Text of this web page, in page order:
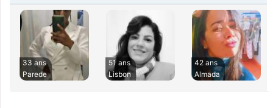
33 ans
Parede
51 ans
Lisbon
42 ans
Almada